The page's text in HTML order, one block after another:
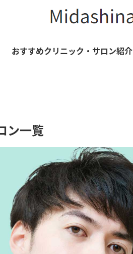
おすすめクリニック・サロン紹介
ン一覧